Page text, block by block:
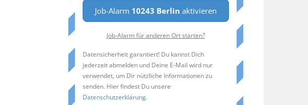
Job-Alarm 10243 Berlin aktivieren
Job-Alarm für anderen Ort starten?
Datensicherheit garantiert! Du kannst Dich
jederzeit abmelden und Deine E-Mail wird nur
verwendet, um Dir nützliche Informationen zu
senden. Hier findest Du unsere
Datenschutzerklärung.